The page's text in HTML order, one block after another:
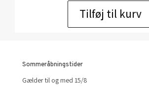
Tilføj til kurv
Sommeråbningstider
Gælder til og med 15/8